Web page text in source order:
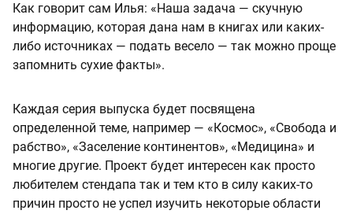
Как говорит сам Илья: «Наша задача — скучную
информацию, которая дана нам в книгах или каких-
либо источниках — подать весело — так можно проще
запомнить сухие факты».
Каждая серия выпуска будет посвящена
определенной теме, например — «Космос», «Свобода и
рабство», «Заселение континентов», «Медицина» и
многие другие. Проект будет интересен как просто
любителем стендапа так и тем кто в силу каких-то
причин просто не успел изучить некоторые области